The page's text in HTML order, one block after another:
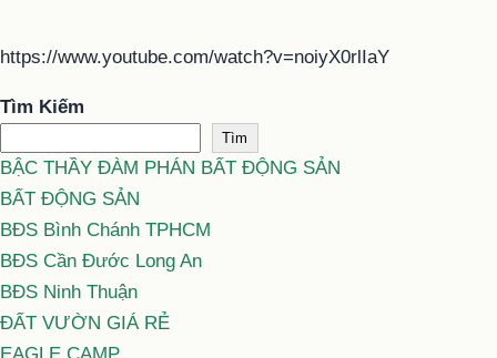
https://www.youtube.com/watch?v=noiyX0rlIaY
Tìm Kiếm
Tìm
BẬC THẦY ĐÀM PHÁN BẤT ĐỘNG SẢN
BẤT ĐỘNG SẢN
BĐS Bình Chánh TPHCM
BĐS Cần Đước Long An
BĐS Ninh Thuận
ĐẤT VƯỜN GIÁ RẺ
EAGLE CAMP